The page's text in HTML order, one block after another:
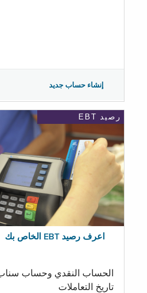
إنشاء حساب جديد
رصيد EBT
اعرف رصيد EBT الخاص بك
الحساب النقدي وحساب
تاريخ التعاملات